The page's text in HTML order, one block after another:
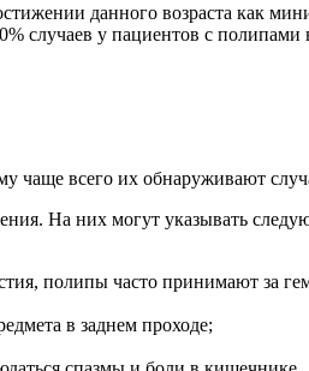
данного возраста как
случаев у пациентов с
чаще всего их обнаруживают
На них могут указывать
полипы часто принимают за
в заднем проходе;